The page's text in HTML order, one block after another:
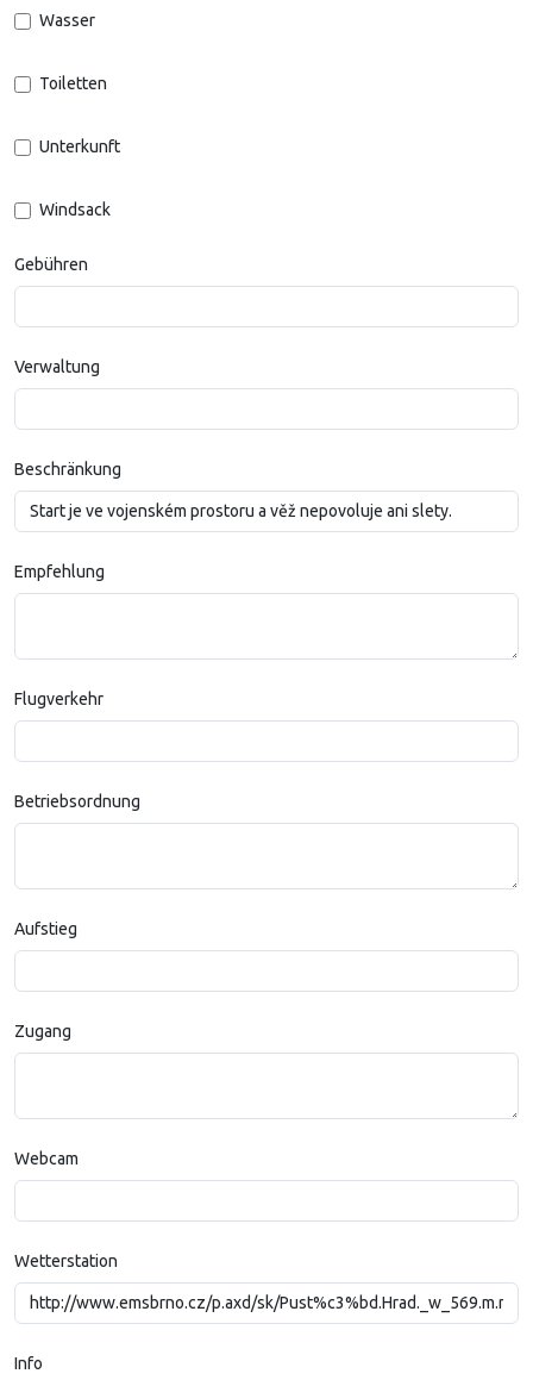
Wasser
Toiletten
Unterkunft
Windsack
Gebühren
Verwaltung
Beschränkung
Empfehlung
Flugverkehr
Betriebsordnung
Aufstieg
Zugang
Webcam
Wetterstation
Info